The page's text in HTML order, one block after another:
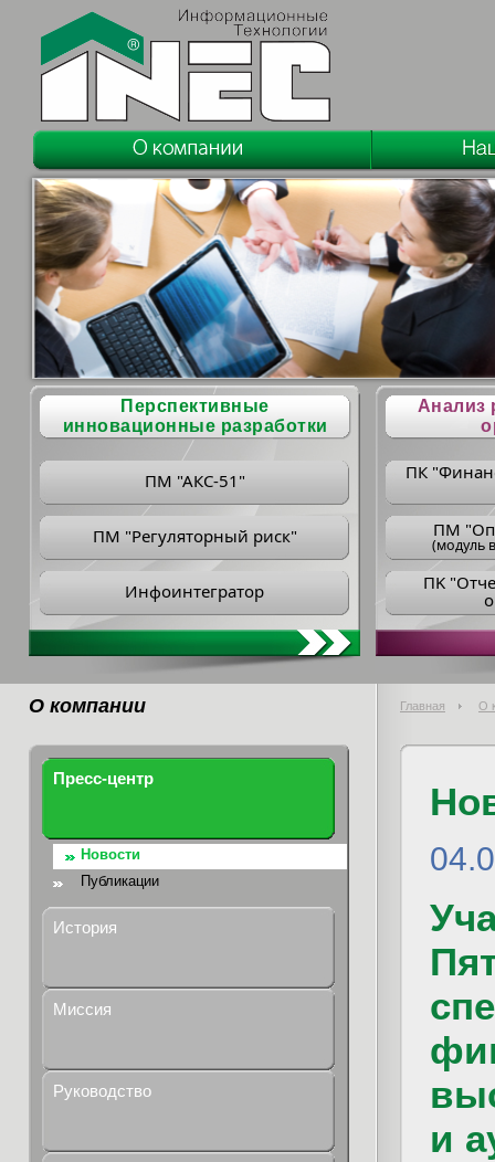
Перспективные
инновационные разработки
ПМ "АКС-51"
ПМ "Регуляторный риск"
Инфоинтегратор
Анализ
ПК
ПM
(модуль
ПK
О компании Главная О
Пресс-центр
Новости
Публикации
История
Миссия
Руководство
и